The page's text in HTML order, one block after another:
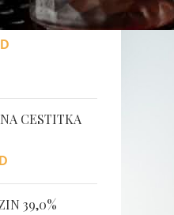
GRAPPA 9CL
CESTITKA
39,0%